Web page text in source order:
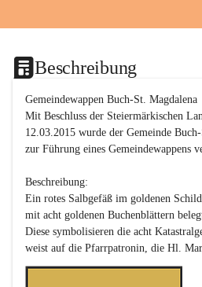
Beschreibung
Gemeindewappen Buch-St. Magdalena
Mit Beschluss der Steiermärkischen
12.03.2015 wurde der Gemeinde
zur Führung eines Gemeindewappens
Beschreibung:
Ein rotes Salbgefäß im goldenen
mit acht goldenen Buchenblättern
Diese symbolisieren die acht